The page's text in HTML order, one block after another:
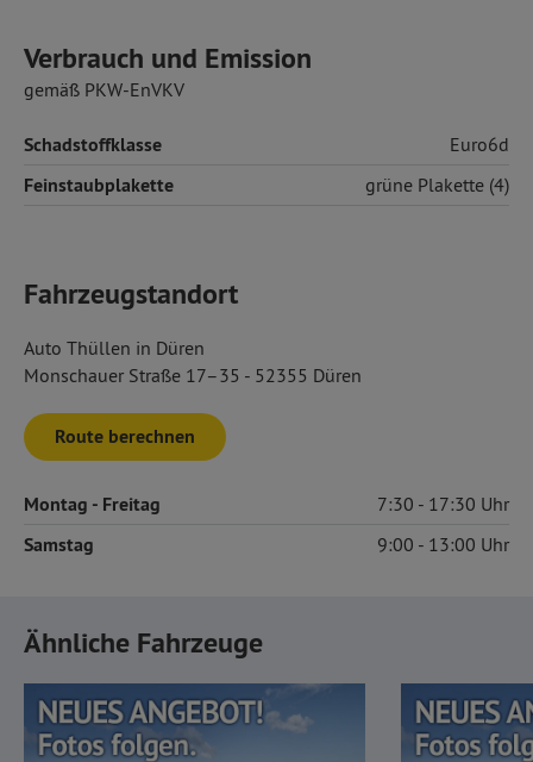
Verbrauch und Emission
gemäß PKW-EnVKV
Schadstoffklasse Euro6d
Feinstaubplakette grüne Plakette (4)
Fahrzeugstandort
Auto Thüllen in Düren
Monschauer Straße 17–35 - 52355 Düren
Route berechnen
Montag - Freitag 7:30 17:30
Samstag 9:00 13:00
Ähnliche Fahrzeuge